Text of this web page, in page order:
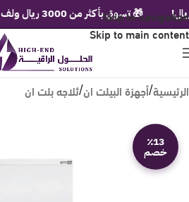
Skip to navigation
Skip to main content
الرئيسية/أجهزة البيلت ان/ثلاجه بلت ان
٪13
خصم
🎁 تسوق بأكثر من 3000 ريال ولف عجلة الهدايا الفورية!